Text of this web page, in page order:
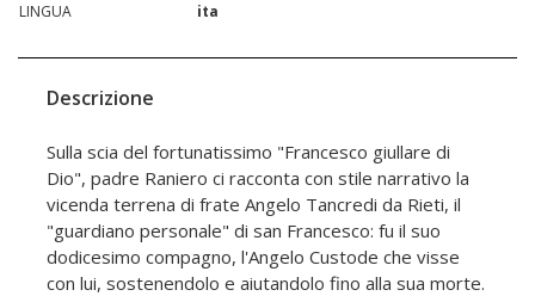
LINGUA
ita
Descrizione
Sulla scia del fortunatissimo "Francesco giullare di
Dio", padre Raniero ci racconta con stile narrativo la
vicenda terrena di frate Angelo Tancredi da Rieti, il
"guardiano personale" di san Francesco: fu il suo
dodicesimo compagno, l'Angelo Custode che visse
con lui, sostenendolo e aiutandolo fino alla sua morte.